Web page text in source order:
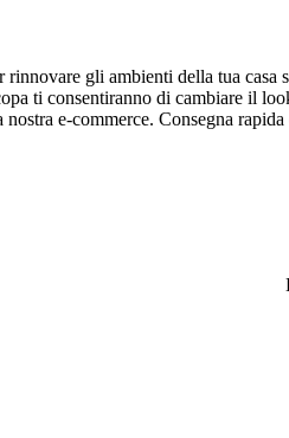
gli ambienti della tua casa
ti consentiranno di cambiare il
e-commerce. Consegna